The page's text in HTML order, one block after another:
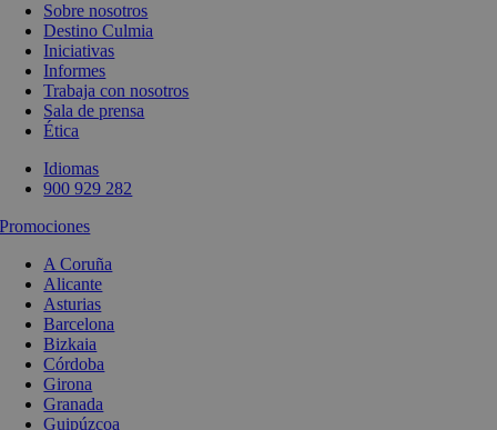
Sobre nosotros
Destino Culmia
Iniciativas
Informes
Trabaja con nosotros
Sala de prensa
Ética
Idiomas
900 929 282
Promociones
A Coruña
Alicante
Asturias
Barcelona
Bizkaia
Córdoba
Girona
Granada
Guipúzcoa